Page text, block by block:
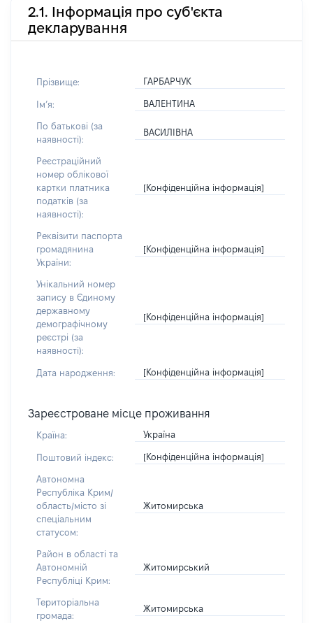
2.1. Інформація про суб'єкта
декларування
Прізвище: ГАРБАРЧУК
Імʼя: ВАЛЕНТИНА
По батькові (за
наявності):
ВАСИЛІВНА
Реєстраційний
номер облікової
картки платника
податків (за
наявності):
[Конфіденційна інформація]
Реквізити паспорта
громадянина
України:
[Конфіденційна інформація]
Унікальний номер
запису в Єдиному
державному
демографічному
реєстрі (за
наявності):
[Конфіденційна інформація]
Дата народження: [Конфіденційна інформація]
Зареєстроване місце проживання
Країна: Україна
Поштовий індекс: [Конфіденційна інформація]
Автономна
Республіка Крим/
область/місто зі
спеціальним
статусом:
Житомирська
Район в області та
Автономній
Республіці Крим:
Житомирський
Територіальна
громада:
Житомирська